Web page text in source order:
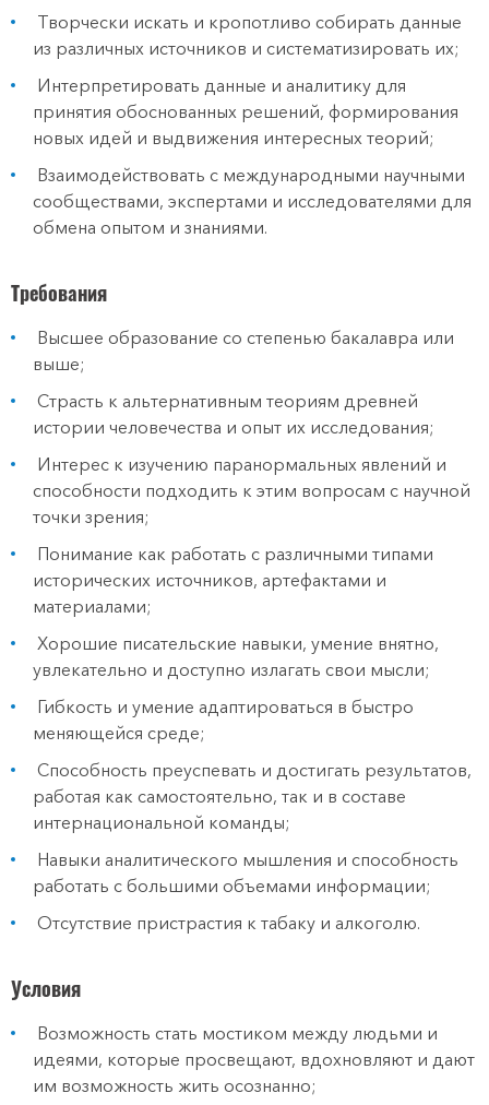
Творчески искать и кропотливо собирать данные
из различных источников и систематизировать их;
Интерпретировать данные и аналитику для
принятия обоснованных решений, формирования
новых идей и выдвижения интересных теорий;
Взаимодействовать с международными научными
сообществами, экспертами и исследователями для
обмена опытом и знаниями.
Требования
Высшее образование со степенью бакалавра или
выше;
Страсть к альтернативным теориям древней
истории человечества и опыт их исследования;
Интерес к изучению паранормальных явлений и
способности подходить к этим вопросам с научной
точки зрения;
Понимание как работать с различными типами
исторических источников, артефактами и
материалами;
Хорошие писательские навыки, умение внятно,
увлекательно и доступно излагать свои мысли;
Гибкость и умение адаптироваться в быстро
меняющейся среде;
Способность преуспевать и достигать результатов,
работая как самостоятельно, так и в составе
интернациональной команды;
Навыки аналитического мышления и способность
работать с большими объемами информации;
Отсутствие пристрастия к табаку и алкоголю.
Условия
Возможность стать мостиком между людьми и
идеями, которые просвещают, вдохновляют и дают
им возможность жить осознанно;